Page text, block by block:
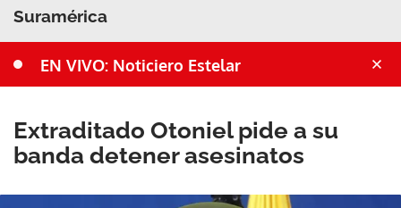
Suramérica
EN VIVO: Noticiero Estelar
Extraditado Otoniel pide a su
banda detener asesinatos